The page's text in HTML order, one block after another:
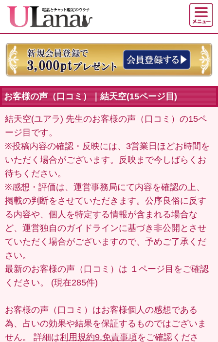
お客様の声（口コミ）｜結天空(15ページ目)
結天空(ユアラ) 先生のお客様の声（口コミ）の15ペ
ージ目です。
※投稿内容の確認・反映には、3営業日ほどお時間を
いただく場合がございます。反映まで今しばらくお
待ちください。
※感想・評価は、運営事務局にて内容を確認の上、
掲載の判断をさせていただきます。公序良俗に反す
る内容や、個人を特定する情報が含まれる場合な
ど、運営独自のガイドラインに基づき非公開とさせ
ていただく場合がございますので、予めご了承くだ
さい。
最新のお客様の声（口コミ）は １ページ目 をご確認
ください。 (現在285件)
お客様の声（口コミ）はお客様個人の感想である
為、占いの効果や結果を保証するものではございま
せん。 詳細は利用規約9.免責事項をご確認くださ